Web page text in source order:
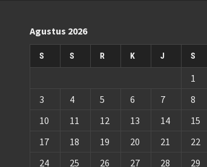
Agustus 2026
S S R K J S
1
3
4 5 6 7 8
10
11 12 13 14 15
17
18 19 20 21 22
24
25 26 27 28 29